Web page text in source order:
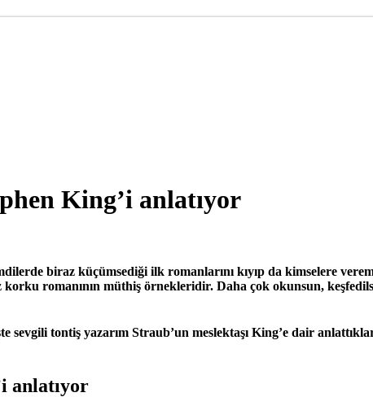
King’i anlatıyor
biraz küçümsediği ilk romanlarını kıyıp da kimselere
korku romanının müthiş örnekleridir. Daha çok okunsun,
sevgili tontiş yazarım Straub’un meslektaşı King’e dair
anlatıyor